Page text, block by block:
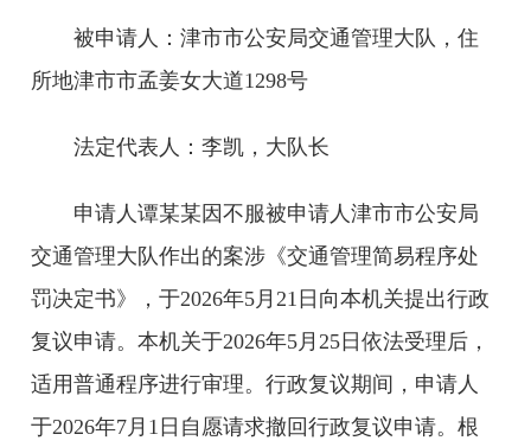
被申请人：津市市公安局交通管理大队，住
所地津市市孟姜女大道1298号
法定代表人：李凯，大队长
申请人谭某某因不服被申请人津市市公安局
交通管理大队作出的案涉《交通管理简易程序处
罚决定书》，于2026年5月21日向本机关提出行政
复议申请。本机关于2026年5月25日依法受理后，
适用普通程序进行审理。行政复议期间，申请人
于2026年7月1日自愿请求撤回行政复议申请。根